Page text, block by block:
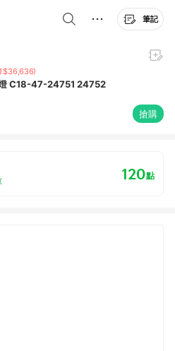
筆記
$36,636)
C18-47-24751 24752
搶購
120點